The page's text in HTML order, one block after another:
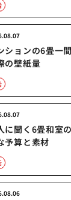
ションの6畳一
の壁紙量
に聞く6畳和室
予算と素材